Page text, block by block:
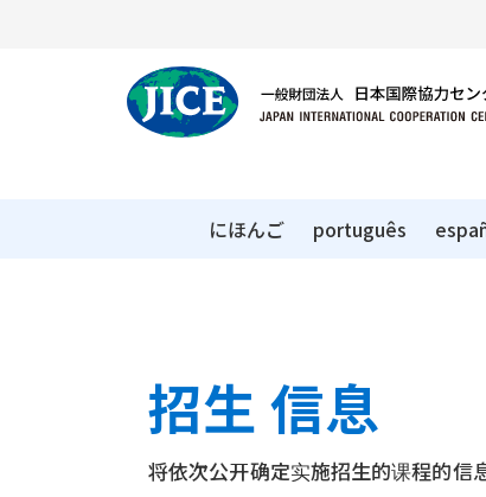
にほんご português
招生 信息
将依次公开确定实施招生的课程的信